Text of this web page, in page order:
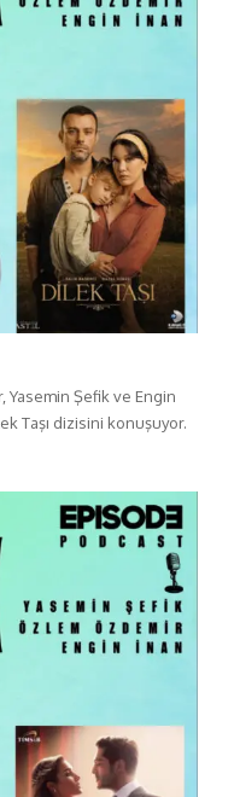
Şefik ve Engin
Taşı dizisini konuşuyor.